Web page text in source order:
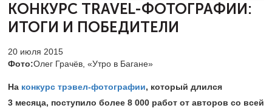
КОНКУРС TRAVEL-ФОТОГРАФИИ:
ИТОГИ И ПОБЕДИТЕЛИ
20 июля 2015
Фото:Олег Грачёв, «Утро в Багане»
На конкурс трэвел-фотографии, который длился
3 месяца, поступило более 8 000 работ от авторов со всей